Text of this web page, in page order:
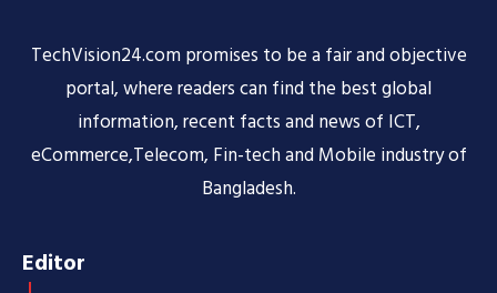
TechVision24.com promises to be a fair and objective
portal, where readers can find the best global
information, recent facts and news of ICT,
eCommerce,Telecom, Fin-tech and Mobile industry of
Bangladesh.
Editor